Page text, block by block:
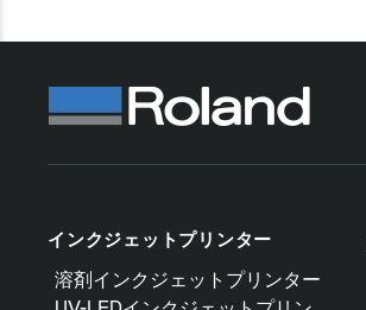
インクジェットプリンター
溶剤インクジェットプリンター